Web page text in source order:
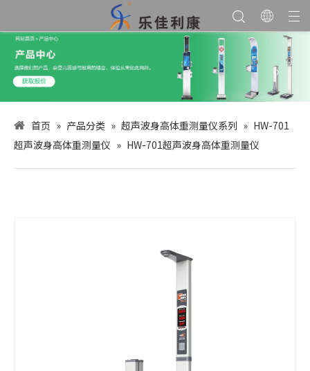
首页 » 产品分类 » 超声波身高体重测量仪系列 » HW-701
超声波身高体重测量仪 » HW-701超声波身高体重测量仪